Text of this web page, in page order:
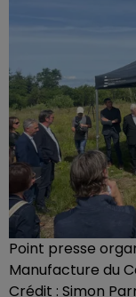
Point presse
Manufacture du
Crédit : Simon